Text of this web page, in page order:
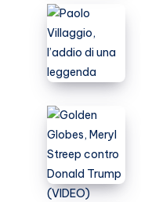
per
un
vincitore
uomo
Paolo
Villaggio,
l’addio
di
una
leggenda
Golden
Globes,
Meryl
Streep
contro